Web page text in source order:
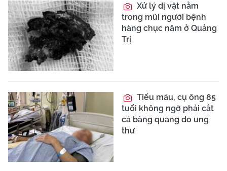
Xử lý dị vật nằm
trong mũi người bệnh
hàng chục năm ở Quảng
Trị
Tiểu máu, cụ ông 85
tuổi không ngờ phải cắt
cả bàng quang do ung
thư